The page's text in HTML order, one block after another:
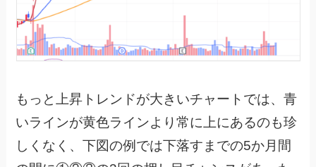
もっと上昇トレンドが大きいチャートでは、青
いラインが黄色ラインより常に上にあるのも珍
しくなく、下図の例では下落すまでの5か月間